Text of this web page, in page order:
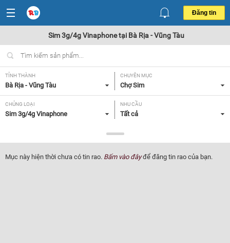
Đăng tin
Sim 3g/4g Vinaphone tại Bà Rịa - Vũng Tàu
TỈNH THÀNH
Bà Rịa - Vũng Tàu
CHUYÊN MỤC
Chợ Sim
CHỦNG LOẠI
Sim 3g/4g Vinaphone
NHU CẦU
Tất cả
Tất cả
Mục này hiện thời chưa có tin rao. Bấm vào đâyđể đăng tin rao của bạn.